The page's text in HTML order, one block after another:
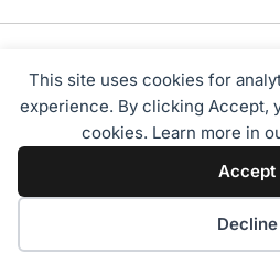
This site uses cookies for
experience. By clicking Accept,
cookies. Learn more in
Accept
Decline
Tentang Kami Redaksi
Pedoman